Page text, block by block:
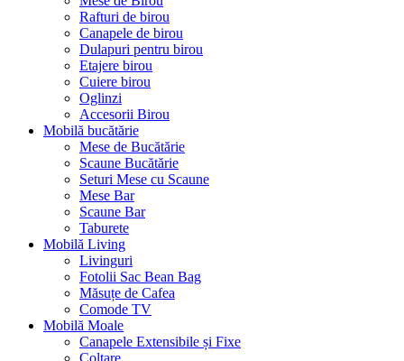
Rafturi de birou
Canapele de birou
Dulapuri pentru birou
Etajere birou
Cuiere birou
Oglinzi
Accesorii Birou
Mobilă bucătărie
Mese de Bucătărie
Scaune Bucătărie
Seturi Mese cu Scaune
Mese Bar
Scaune Bar
Taburete
Mobilă Living
Livinguri
Fotolii Sac Bean Bag
Măsuțe de Cafea
Comode TV
Mobilă Moale
Canapele Extensibile și Fixe
Colțare